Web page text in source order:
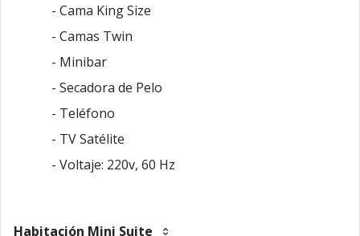
- Cama King Size
- Camas Twin
- Minibar
- Secadora de Pelo
- Teléfono
- TV Satélite
- Voltaje: 220v, 60 Hz
Habitación Mini Suite